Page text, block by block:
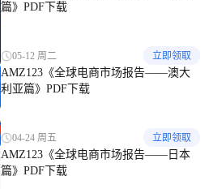
篇》PDF下载
05-12 周二 立即领取
AMZ123《全球电商市场报告——澳大
利亚篇》PDF下载
04-24 周五 立即领取
AMZ123《全球电商市场报告——日本
篇》PDF下载